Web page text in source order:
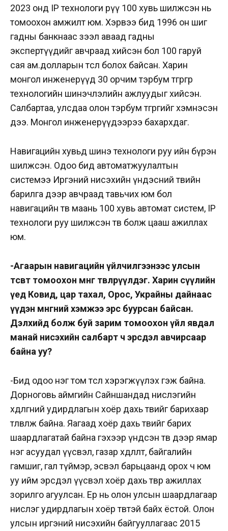
2023 онд IP технологи рүү 100 хувь шилжсэн нь
томоохон амжилт юм. Хэрвээ бид 1996 он шиг
гадны банкнаас зээл аваад гадны
экспертүүдийг авчраад хийсэн бол 100 гаруй
сая ам.долларын төсөл болох байсан. Харин
монгол инженерүүд 30 орчим тэрбум төгрөгөөр
технологийн шинэчлэлийн ажлуудыг хийсэн.
Салбартаа, улсдаа олон тэрбум төгрөгийг хэмнэсэн
дээ. Монгол инженерүүдээрээ бахархдаг.
Навигацийн хувьд шинэ технологи руу ийн бүрэн
шилжсэн. Одоо бид автоматжуулалтын
системээ Иргэний нисэхийн үндэсний төвийн
барилга дээр авчраад тавьчих юм бол
навигацийн төв маань 100 хувь автомат систем, IP
технологи руу шилжсэн төв болж цааш ажиллах
юм.
-Агаарын навигацийн үйлчилгээнээс улсын
төсөвт томоохон мөнгө төвлөрүүлдэг. Харин сүүлийн
үед Ковид, цар тахал, Орос, Украйны дайнаас
үүдэн мөнгөний хэмжээ эрс буурсан байсан.
Дэлхийд болж буй зарим томоохон үйл явдал
манай нисэхийн салбарт ч эрсдэл авчирсаар
байна уу?
-Бид одоо нэг том төсөл хэрэгжүүлэх гэж байна.
Дорноговь аймгийн Сайншандад нислэгийн
хөдөлгөөний удирдлагын хоёр дахь төвийг барихаар
төлөвлөж байна. Яагаад хоёр дахь төвийг барих
шаардлагатай байна гэхээр үндсэн төв дээр ямар
нэг асуудал үүсвэл, газар хөдлөлт, байгалийн
гамшиг, гал түймэр, эсвэл барьцаанд орох ч юм
уу ийм эрсдэл үүсвэл хоёр дахь төвөөрөө ажиллах
зорилго агуулсан. Ер нь олон улсын шаардлагаар
нислэг удирдлагын хоёр төвтэй байх ёстой. Олон
улсын иргэний нисэхийн байгууллагаас 2015